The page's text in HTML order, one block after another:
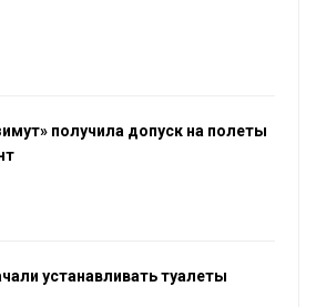
получила допуск на полеты
устанавливать туалеты